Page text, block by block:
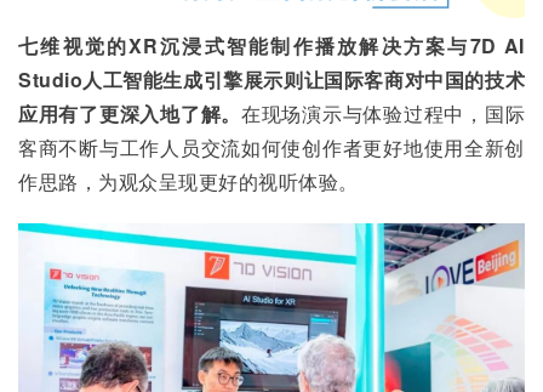
七维视觉的XR沉浸式智能制作播放解决方案与7D AI
Studio人工智能生成引擎展示则让国际客商对中国的技术
应用有了更深入地了解。在现场演示与体验过程中，国际
客商不断与工作人员交流如何使创作者更好地使用全新创
作思路，为观众呈现更好的视听体验。